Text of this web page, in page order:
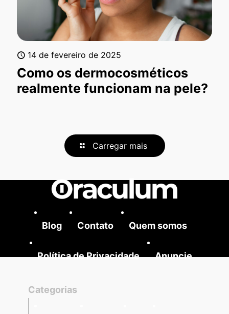
14 de fevereiro de 2025
Como os dermocosméticos
realmente funcionam na pele?
Carregar mais
Blog Contato Quem somos
Política de Privacidade Anuncie
Categorias